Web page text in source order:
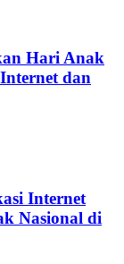
Hari Anak
dan
Internet
Nasional di